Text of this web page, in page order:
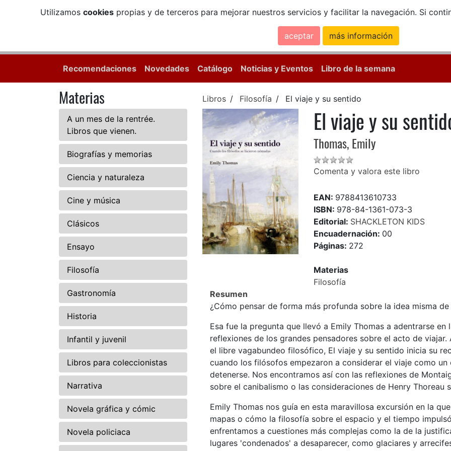
Utilizamos cookiespropias y de terceros para mejorar nuestros servicios y facilitar la navegación. Si
aceptar más información
Recomendaciones Novedades Catálogo Noticias y Eventos Libro de la semana
Materias
A un mes de la rentrée.
Libros que vienen.
Biografías y memorias
Ciencia y naturaleza
Cine y música
Clásicos
Ensayo
Filosofía
Gastronomía
Historia
Infantil y juvenil
Libros para coleccionistas
Narrativa
Novela gráfica y cómic
Novela policiaca
Libros Filosofía El viaje y su sentido
El viaje y su
Thomas, Emily
Comenta y valora este libro
EAN: 9788413610733
ISBN: 978-84-1361-073-3
Editorial: SHACKLETON KIDS
Encuadernación: 00
Páginas: 272
Materias
Filosofía
Resumen
¿Cómo pensar de forma más profunda sobre la idea misma de
Esa fue la pregunta que llevó a Emily Thomas a adentrarse
reflexiones de los grandes pensadores sobre el acto de
el libre vagabundeo filosófico, El viaje y su sentido inicia su
cuando los filósofos empezaron a considerar el viaje como
detenerse. Nos encontramos así con las reflexiones de
sobre el canibalismo o las consideraciones de Henry Thoreau
Emily Thomas nos guía en esta maravillosa excursión en la
mapas o cómo la filosofía sobre el espacio y el tiempo
enfrentamos a cuestiones más complejas como la de la
lugares 'condenados' a desaparecer, como glaciares y